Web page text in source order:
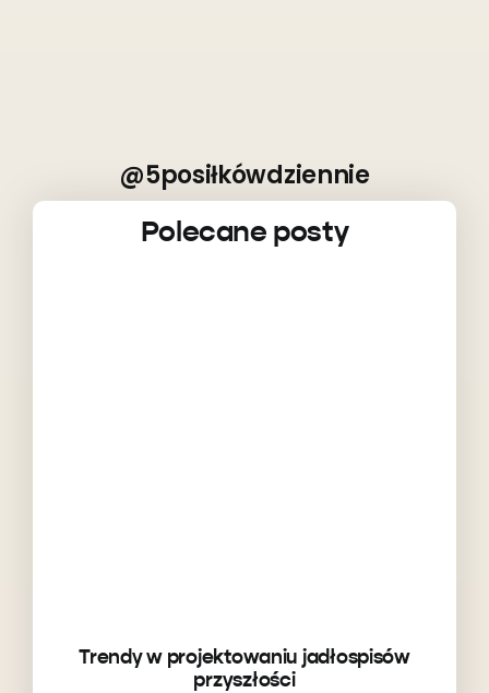
@5posiłkówdziennie
Polecane posty
Trendy w projektowaniu jadłospisów
przyszłości